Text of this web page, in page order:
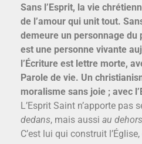
Sans l’Esprit, la vie
de l’amour qui unit tout.
demeure un personnage du
est une personne vivante
l’Écriture est lettre morte,
Parole de vie. Un
moralisme sans joie ; avec
L’Esprit Saint n’apporte pas
dedans, mais aussi au
C’est lui qui construit